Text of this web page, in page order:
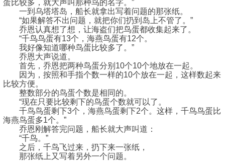
蛋比较多，就大声叫那种鸟的名字。”
一到乌塔塔岛，船长就拿出写着问题的那张纸。
“如果解答不出问题，就把你们扔到岛上不管了。”
乔恩认真想了想，让海盗们把鸟蛋都收集起来了。
“千鸟鸟蛋有13个，海燕鸟蛋有12个。
我好像知道哪种鸟蛋比较多了。”
乔恩大声说道。
首先，乔恩把两种鸟蛋分别10个10个地放在一起。
因为，按照和手指个数一样的10个放在一起，这样数起来
比较方便。
整数部分的鸟蛋个数是相同的。
“现在只要比较剩下的鸟蛋个数就可以了。
千鸟鸟蛋剩下3个，海燕鸟蛋剩下2个。这样，千鸟鸟蛋比
海燕鸟蛋多1个。”
乔恩刚解答完问题，船长就大声叫道：
“千鸟。”
之后，千鸟飞过来，扔下来一张纸，
那张纸上又写着另外一个问题。